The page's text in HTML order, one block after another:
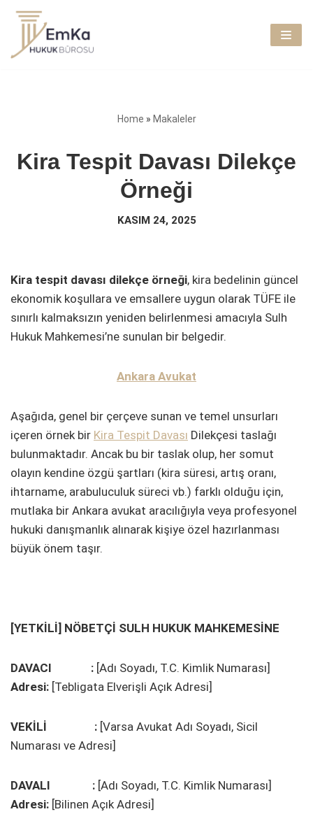
İçeriğe
geç
Home » Makaleler
Kira Tespit Davası Dilekçe
Örneği
KASIM 24, 2025
Kira tespit davası dilekçe örneği, kira bedelinin güncel
ekonomik koşullara ve emsallere uygun olarak TÜFE ile
sınırlı kalmaksızın yeniden belirlenmesi amacıyla Sulh
Hukuk Mahkemesi’ne sunulan bir belgedir.
Ankara Avukat
Aşağıda, genel bir çerçeve sunan ve temel unsurları
içeren örnek bir Kira Tespit Davası Dilekçesi taslağı
bulunmaktadır. Ancak bu bir taslak olup, her somut
olayın kendine özgü şartları (kira süresi, artış oranı,
ihtarname, arabuluculuk süreci vb.) farklı olduğu için,
mutlaka bir Ankara avukat aracılığıyla veya profesyonel
hukuki danışmanlık alınarak kişiye özel hazırlanması
büyük önem taşır.
[YETKİLİ] NÖBETÇİ SULH HUKUK MAHKEMESİNE
DAVACI : [Adı Soyadı, T.C. Kimlik Numarası]
Adresi: [Tebligata Elverişli Açık Adresi]
VEKİLİ : [Varsa Avukat Adı Soyadı, Sicil
Numarası ve Adresi]
DAVALI : [Adı Soyadı, T.C. Kimlik Numarası]
Adresi: [Bilinen Açık Adresi]